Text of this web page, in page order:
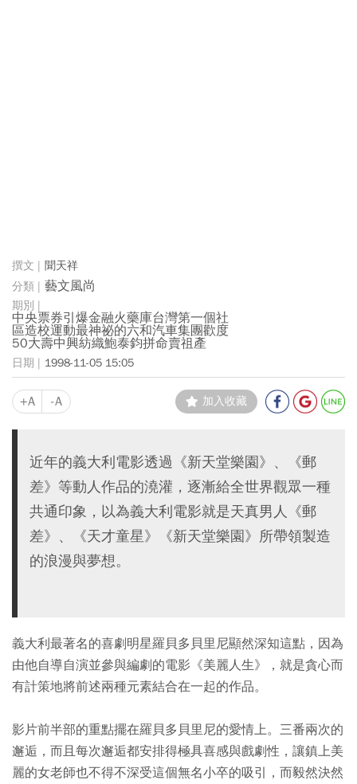
聞天祥
藝文風尚
中央票券引爆金融火藥庫台灣第一個社
區造校運動最神祕的六和汽車集團歡度
50大壽中興紡織鮑泰鈞拼命賣祖產
1998-11-05 15:05
+A -A 加入收藏
近年的義大利電影透過《新天堂樂園》、《郵
差》等動人作品的澆灌，逐漸給全世界觀眾一種
共通印象，以為義大利電影就是天真男人《郵
差》、《天才童星》《新天堂樂園》所帶領製造
的浪漫與夢想。
義大利最著名的喜劇明星羅貝多貝里尼顯然深知這點，因為
由他自導自演並參與編劇的電影《美麗人生》，就是貪心而
有計策地將前述兩種元素結合在一起的作品。
影片前半部的重點擺在羅貝多貝里尼的愛情上。三番兩次的
邂逅，而且每次邂逅都安排得極具喜感與戲劇性，讓鎮上美
麗的女老師也不得不深受這個無名小卒的吸引，而毅然決然